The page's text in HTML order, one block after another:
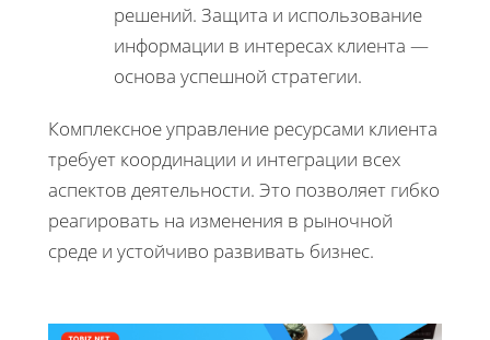
решений. Защита и использование
информации в интересах клиента —
основа успешной стратегии.
Комплексное управление ресурсами клиента
требует координации и интеграции всех
аспектов деятельности. Это позволяет гибко
реагировать на изменения в рыночной
среде и устойчиво развивать бизнес.